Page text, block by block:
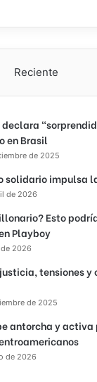
Reciente
declara
en Brasil
de 2025
solidario impulsa
de 2026
Esto
Playboy
2026
tensiones y
de 2025
antorcha y
de 2026